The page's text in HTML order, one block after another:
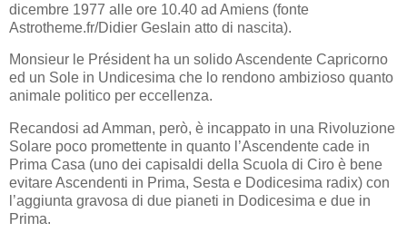
dicembre 1977 alle ore 10.40 ad Amiens (fonte
Astrotheme.fr/Didier Geslain atto di nascita).
Monsieur le Président ha un solido Ascendente Capricorno
ed un Sole in Undicesima che lo rendono ambizioso quanto
animale politico per eccellenza.
Recandosi ad Amman, però, è incappato in una Rivoluzione
Solare poco promettente in quanto l’Ascendente cade in
Prima Casa (uno dei capisaldi della Scuola di Ciro è bene
evitare Ascendenti in Prima, Sesta e Dodicesima radix) con
l’aggiunta gravosa di due pianeti in Dodicesima e due in
Prima.